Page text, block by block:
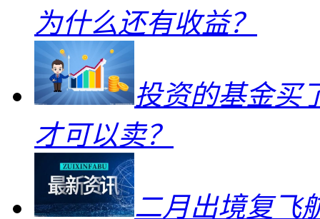
为什么还有收益？
投资的基金买
才可以卖？
二月出境复飞